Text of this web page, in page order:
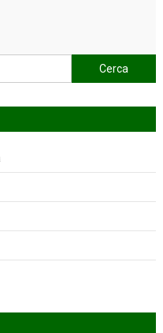
Ricerca
per: